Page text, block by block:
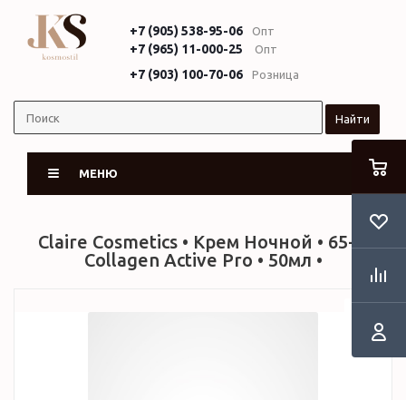
+7 (905) 538-95-06 Опт
+7 (965) 11-000-25 Опт
+7 (903) 100-70-06 Розница
Найти
МЕНЮ
Claire Cosmetics • Крем Ночной • 65+ •
Collagen Active Pro • 50мл •